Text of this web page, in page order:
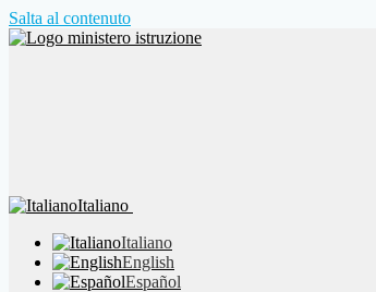
Salta al contenuto
Italiano
Italiano
English
Español